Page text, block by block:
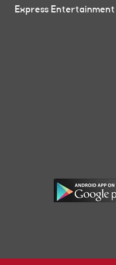
Express Entertainment